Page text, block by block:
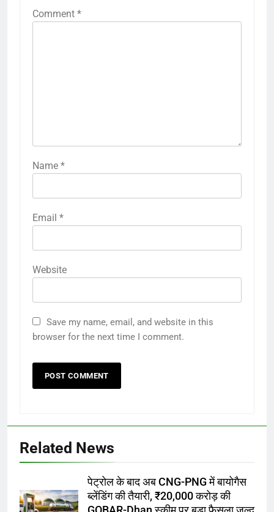
Comment *
Name *
Email *
Website
Save my name, email, and website in this
browser for the next time I comment.
Related News
पेट्रोल के बाद अब CNG-PNG में बायोगैस
ब्लेंडिंग की तैयारी, ₹20,000 करोड़ की